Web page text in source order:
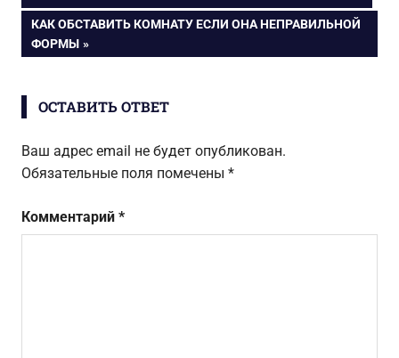
по
ЗАПИСЬ:
СЛЕДУЮЩАЯ
ЗАПИСЬ:
КАК ОБСТАВИТЬ КОМНАТУ ЕСЛИ ОНА НЕПРАВИЛЬНОЙ
ФОРМЫ
ОСТАВИТЬ ОТВЕТ
Ваш адрес email не будет опубликован.
Обязательные поля помечены *
Комментарий *